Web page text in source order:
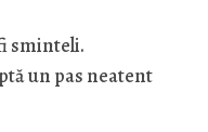
sminteli.
un pas neatent